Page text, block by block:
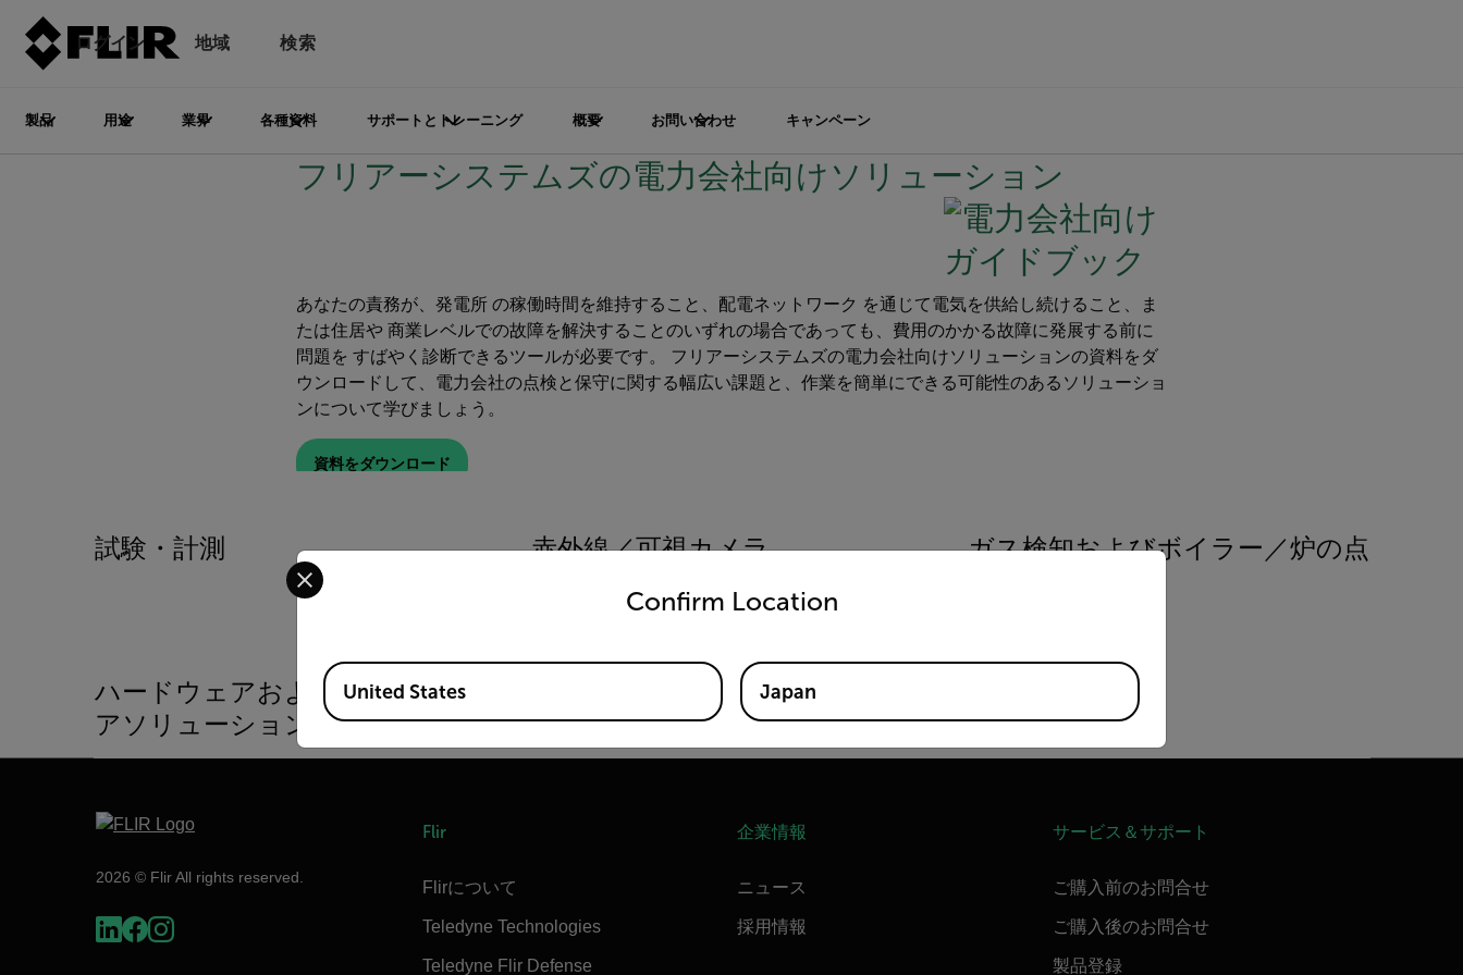
ログイン 地域 検索
製品 用途 業界 各種資料 サポートとトレーニング 概要 お問い合わせ キャンペーン
フリアーシステムズの電力会社向けソリューション
あなたの責務が、発電所 の稼働時間を維持すること、配電ネットワーク を通じて電気を供給し続けること、ま
たは住居や 商業レベルでの故障を解決することのいずれの場合であっても、費用のかかる故障に発展する前に
問題を すばやく診断できるツールが必要です。 フリアーシステムズの電力会社向けソリューションの資料をダ
ウンロードして、電力会社の点検と保守に関する幅広い課題と、作業を簡単にできる可能性のあるソリューショ
ンについて学びましょう。
資料をダウンロード
試験・計測 赤外線／可視カメラ
ガス検知およびボイラー／炉の点
ハードウェアおよびソフトウェ
アソリューション
2026 © Flir All rights reserved.
Flir
Flirについて
Teledyne Technologies
Teledyne Flir Defense
企業情報
ニュース
採用情報
サービス＆サポート
ご購入前のお問合せ
ご購入後のお問合せ
製品登録
Confirm Location
Select your preferred country and language from the options below to access the appropriate version of our website.
Available Locations
United States Japan